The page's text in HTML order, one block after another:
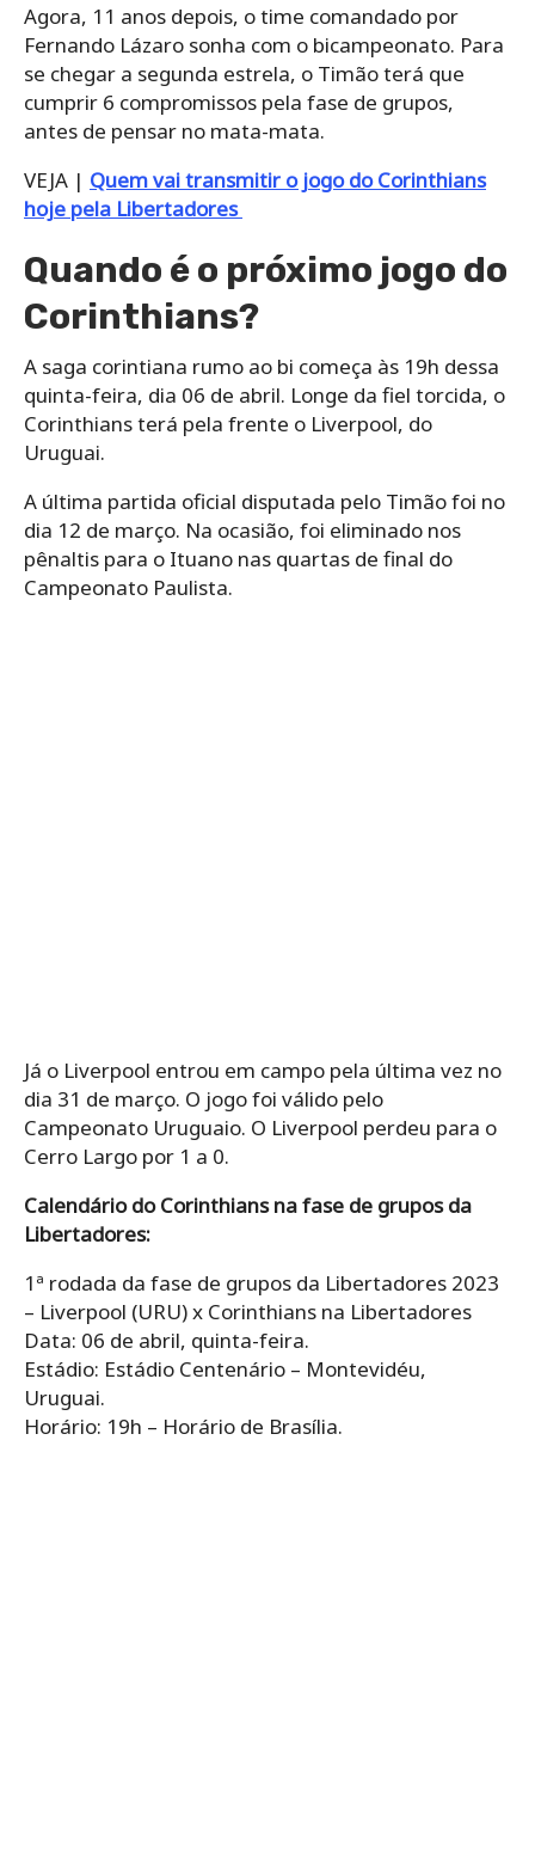
Agora, 11 anos depois, o time comandado por
Fernando Lázaro sonha com o bicampeonato. Para
se chegar a segunda estrela, o Timão terá que
cumprir 6 compromissos pela fase de grupos,
antes de pensar no mata-mata.
VEJA | Quem vai transmitir o jogo do Corinthians
hoje pela Libertadores
Quando é o próximo jogo do
Corinthians?
A saga corintiana rumo ao bi começa às 19h dessa
quinta-feira, dia 06 de abril. Longe da fiel torcida, o
Corinthians terá pela frente o Liverpool, do
Uruguai.
A última partida oficial disputada pelo Timão foi no
dia 12 de março. Na ocasião, foi eliminado nos
pênaltis para o Ituano nas quartas de final do
Campeonato Paulista.
Já o Liverpool entrou em campo pela última vez no
dia 31 de março. O jogo foi válido pelo
Campeonato Uruguaio. O Liverpool perdeu para o
Cerro Largo por 1 a 0.
Calendário do Corinthians na fase de grupos da
Libertadores:
1ª rodada da fase de grupos da Libertadores 2023
– Liverpool (URU) x Corinthians na Libertadores
Data: 06 de abril, quinta-feira.
Estádio: Estádio Centenário – Montevidéu,
Uruguai.
Horário: 19h – Horário de Brasília.